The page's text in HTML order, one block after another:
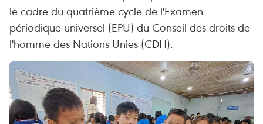
le cadre du quatrième cycle de l'Examen
périodique universel (EPU) du Conseil des droits de
l'homme des Nations Unies (CDH).